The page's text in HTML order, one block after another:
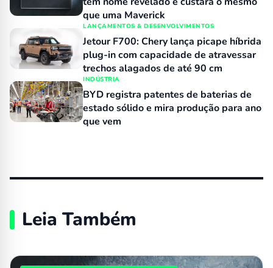
que uma Maverick
LANÇAMENTOS & DESENVOLVIMENTOS
Jetour F700: Chery lança picape híbrida
plug-in com capacidade de atravessar
trechos alagados de até 90 cm
INDÚSTRIA
BYD registra patentes de baterias de
estado sólido e mira produção para ano
que vem
Leia Também